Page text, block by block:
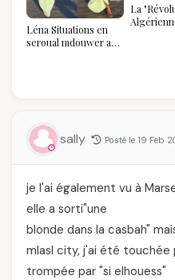
Léna Situations en
seroual mdouwer au
La
sally Posté le 19 Feb
je l'ai également vu à
elle a sorti"une
blonde dans la casbah"
mlasl city, j'ai été touchée
trompée par "si elhouess"